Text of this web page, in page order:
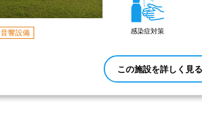
音響設備 感染症対策
この施設を詳しく見る